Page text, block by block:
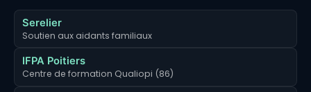
Serelier
Soutien aux aidants familiaux
IFPA Poitiers
Centre de formation Qualiopi (86)